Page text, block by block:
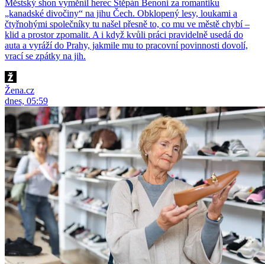
Městský shon vyměnil herec Štěpán Benoni za romantiku
„kanadské divočiny“ na jihu Čech. Obklopený lesy, loukami a
čtyřnohými společníky tu našel přesně to, co mu ve městě chybí –
klid a prostor zpomalit. A i když kvůli práci pravidelně usedá do
auta a vyráží do Prahy, jakmile mu to pracovní povinnosti dovolí,
vrací se zpátky na jih.
Žena.cz
dnes, 05:59